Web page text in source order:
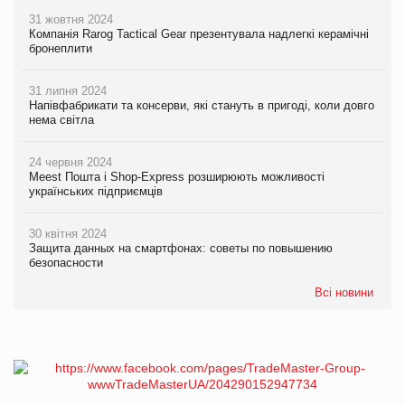
31 жовтня 2024
Компанія Rarog Tactical Gear презентувала надлегкі керамічні
бронеплити
31 липня 2024
Напівфабрикати та консерви, які стануть в пригоді, коли довго
нема світла
24 червня 2024
Meest Пошта і Shop-Express розширюють можливості
українських підприємців
30 квітня 2024
Защита данных на смартфонах: советы по повышению
безопасности
Всі новини